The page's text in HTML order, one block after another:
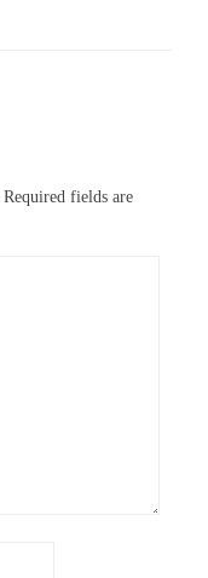
Required fields are